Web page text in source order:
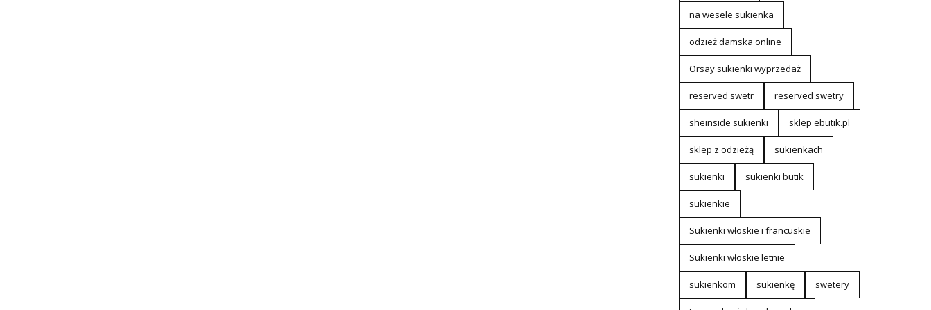
na wesele sukienka
odzież damska online
Orsay sukienki wyprzedaż
reserved swetr reserved swetry
sheinside sukienki sklep ebutik.pl
sklep z odzieżą sukienkach
sukienki sukienki butik
sukienkie
Sukienki włoskie i francuskie
Sukienki włoskie letnie
sukienkom sukienkę swetery